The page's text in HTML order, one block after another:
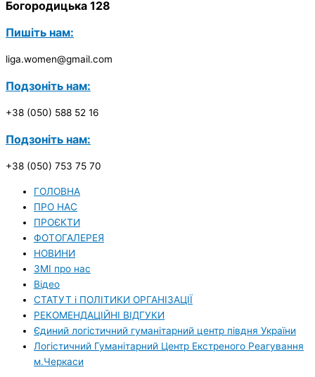
Богородицька 128
Пишіть нам:
liga.women@gmail.com
Подзоніть нам:
+38 (050) 588 52 16
Подзоніть нам:
+38 (050) 753 75 70
ГОЛОВНА
ПРО НАС
ПРОЄКТИ
ФОТОГАЛЕРЕЯ
НОВИНИ
ЗМI про нас
Вiдео
СТАТУТ і ПОЛІТИКИ ОРГАНІЗАЦІЇ
РЕКОМЕНДАЦІЙНІ ВІДГУКИ
Єдиний логістичний гуманітарний центр півдня України
Логістичний Гуманітарний Центр Екстреного Реагування
м.Черкаси